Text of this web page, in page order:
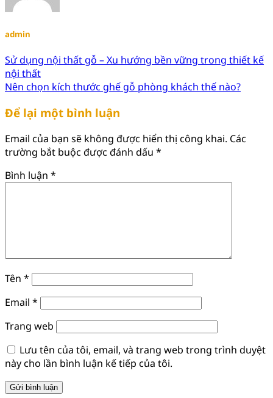
admin
Sử dụng nội thất gỗ – Xu hướng bền vững trong thiết kế
nội thất
Nên chọn kích thước ghế gỗ phòng khách thế nào?
Để lại một bình luận
Email của bạn sẽ không được hiển thị công khai. Các
trường bắt buộc được đánh dấu *
Bình luận *
Tên *
Email *
Trang web
Lưu tên của tôi, email, và trang web trong trình duyệt
này cho lần bình luận kế tiếp của tôi.